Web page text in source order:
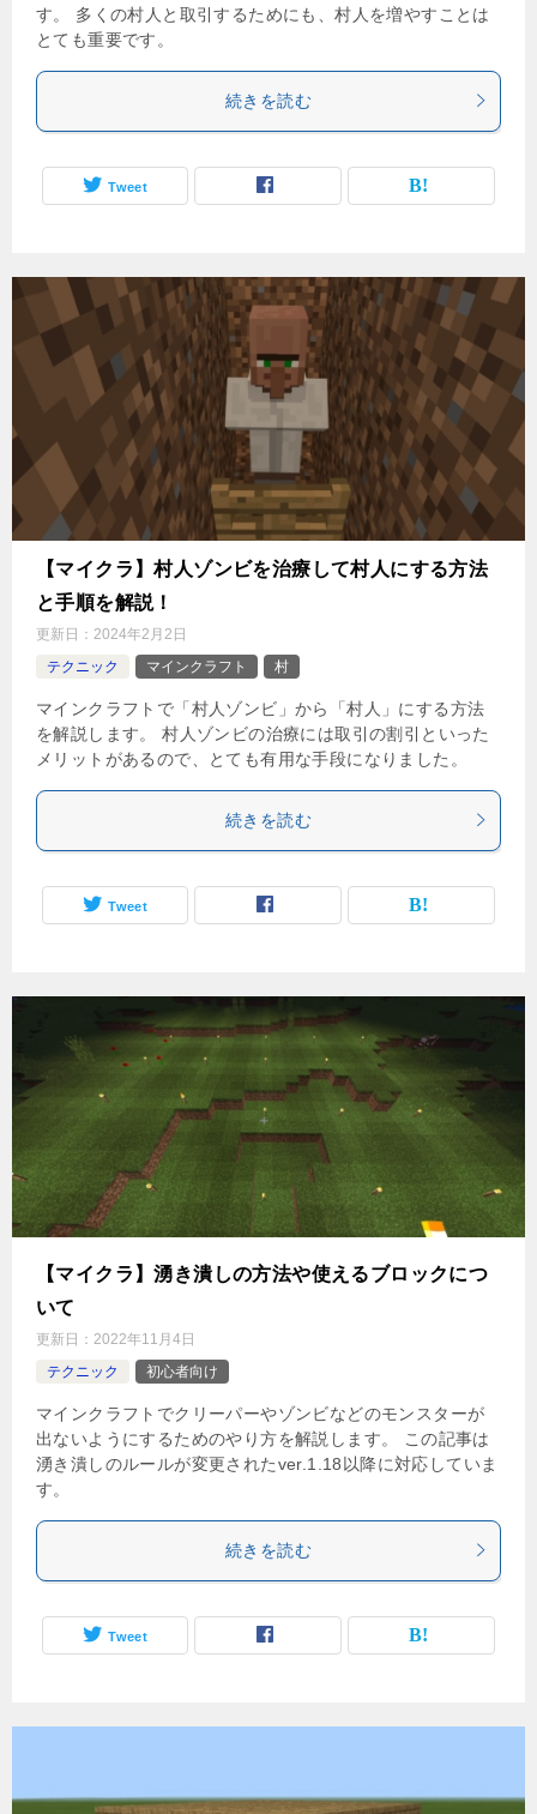
す。 多くの村人と取引するためにも、村人を増やすことは
とても重要です。
続きを読む
Tweet
【マイクラ】村人ゾンビを治療して村人にする方法
と手順を解説！
更新日： 2024年2月2日
テクニック
マインクラフト 村
マインクラフトで「村人ゾンビ」から「村人」にする方法
を解説します。 村人ゾンビの治療には取引の割引といった
メリットがあるので、とても有用な手段になりました。
続きを読む
Tweet
【マイクラ】湧き潰しの方法や使えるブロックにつ
いて
更新日： 2022年11月4日
テクニック
初心者向け
マインクラフトでクリーパーやゾンビなどのモンスターが
出ないようにするためのやり方を解説します。 この記事は
湧き潰しのルールが変更されたver.1.18以降に対応していま
す。
続きを読む
Tweet